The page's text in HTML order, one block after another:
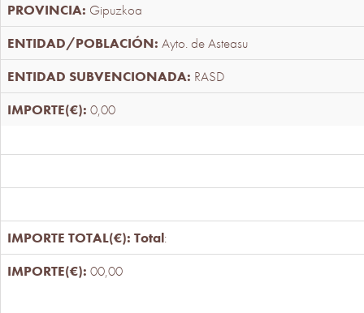
Gipuzkoa
Ayto. de Asteasu
RASD
0,00
Total:
00,00